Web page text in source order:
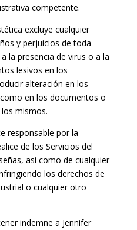
competente.
excluye cualquier
y perjuicios de toda
la presencia de virus o a la
lesivos en los
alteración en los
en los documentos o
mismos.
responsable por la
de los Servicios del
así como de cualquier
los derechos de
o cualquier otro
indemne a Jennifer